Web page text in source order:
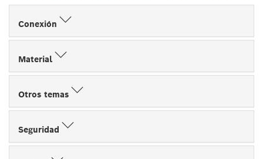
Conexión
Material
Otros temas
Seguridad